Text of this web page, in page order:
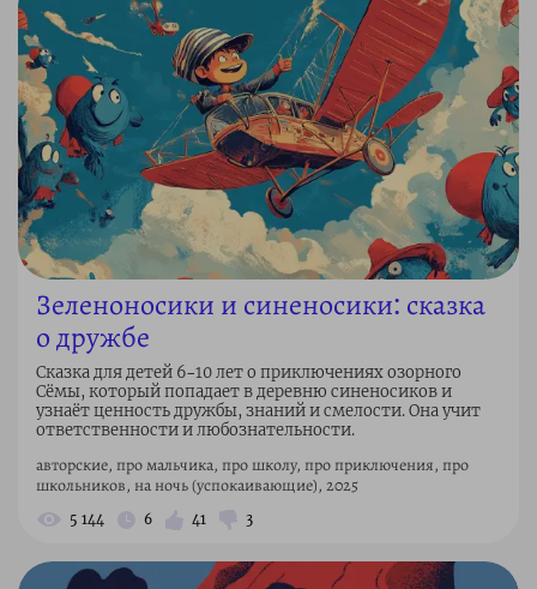
Зеленоносики и синеносики: сказка
о дружбе
Сказка для детей 6–10 лет о приключениях озорного
Сёмы, который попадает в деревню синеносиков и
узнаёт ценность дружбы, знаний и смелости. Она учит
ответственности и любознательности.
авторские, про мальчика, про школу, про приключения, про
школьников, на ночь (успокаивающие), 2025
5 144 6 41 3